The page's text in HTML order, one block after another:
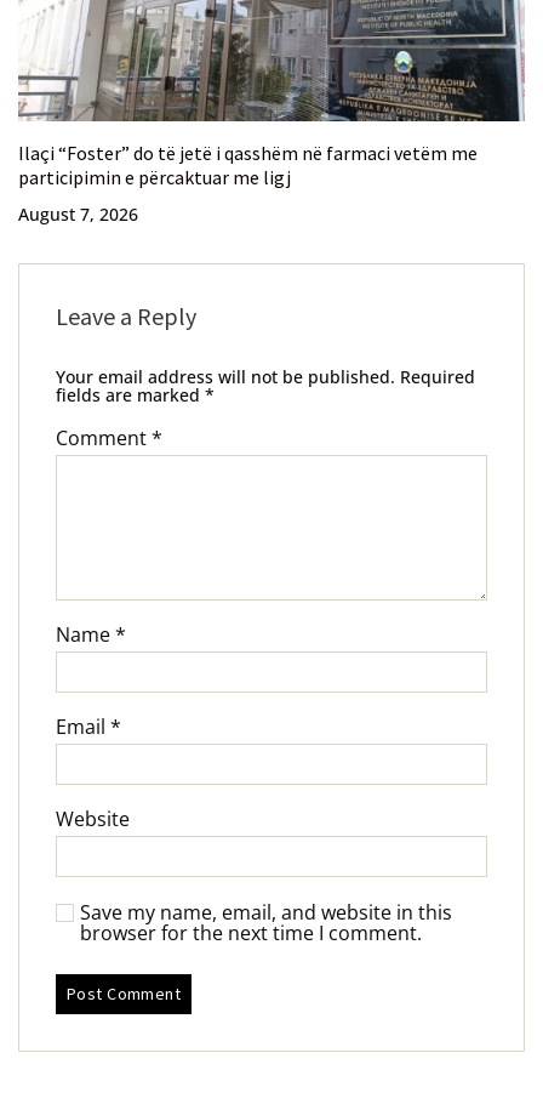
Ilaçi “Foster” do të jetë i qasshëm në farmaci vetëm me
participimin e përcaktuar me ligj
August 7, 2026
Leave a Reply
Your email address will not be published. Required
fields are marked *
Comment*
Name*
Email *
Website
Save my name, email, and website in this
browser for the next time I comment.